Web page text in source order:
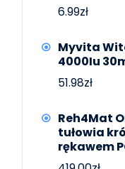
6.99zł
Myvita
4000Iu
51.98zł
Reh4Mat
tułowia
rękawem